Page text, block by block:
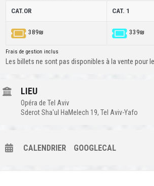
CAT.OR CAT. 1
389₪ 339₪
Frais de gestion inclus
Les billets ne sont pas disponibles à la vente pour
LIEU
Opéra de Tel Aviv
Sderot Sha'ul HaMelech 19, Tel Aviv-Yafo
CALENDRIER GOOGLECAL